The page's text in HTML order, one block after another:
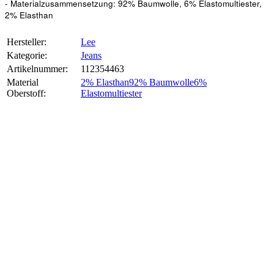
- Materialzusammensetzung: 92% Baumwolle, 6% Elastomultiester,
2% Elasthan
Hersteller:
Lee
Kategorie:
Jeans
Artikelnummer:
112354463
Material
Oberstoff‍:
2% Elasthan92% Baumwolle6%
Elastomultiester